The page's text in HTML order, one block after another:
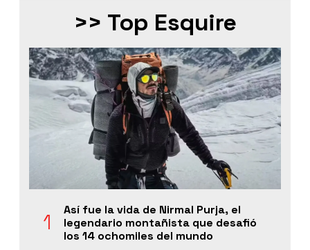
>> Top Esquire
Así fue la vida de Nirmal Purja, el
legendario montañista que desafió
los 14 ochomiles del mundo